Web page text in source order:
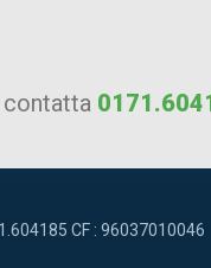
CF : 96037010046